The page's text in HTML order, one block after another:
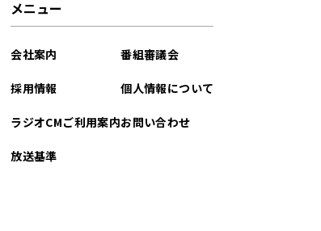
メニュー
会社案内
採用情報
ラジオCMご利用案内
放送基準
番組審議会
個人情報について
お問い合わせ